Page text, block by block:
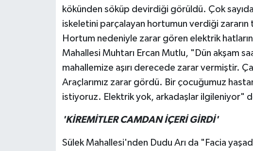
kökünden söküp devirdiği görüldü. Çok
iskeletini parçalayan hortumun verdiği zararın
Hortum nedeniyle zarar gören elektrik
Mahallesi Muhtarı Ercan Mutlu, "Dün akşam
mahallemize aşırı derecede zarar vermiştir.
Araçlarımız zarar gördü. Bir çocuğumuz
istiyoruz. Elektrik yok, arkadaşlar ilgileniyor"
'KİREMİTLER CAMDAN İÇERİ GİRDİ'
Sülek Mahallesi'nden Dudu Arı da "Facia